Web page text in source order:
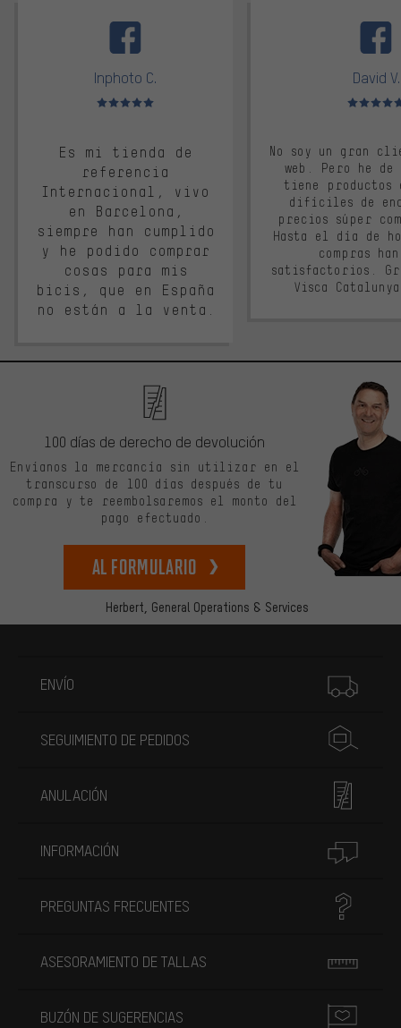
Inphoto C.
Valoración media: 5 de 5
Es mi tienda de
referencia
Internacional, vivo
en Barcelona,
siempre han cumplido
y he podido comprar
cosas para mis
bicis, que en España
no están a la venta.
David V.
Valoración
No soy un gran
web. Pero he
tiene productos
difíciles de
precios súper
Hasta el día de
compras
satisfactorios.
Visca
Herbert, General Operations & Services
100 días de derecho de devolución
Envíanos la mercancía sin utilizar en el
transcurso de 100 días después de tu
compra y te reembolsaremos el monto del
pago efectuado.
Al formulario
ENVÍO
SEGUIMIENTO DE PEDIDOS
ANULACIÓN
INFORMACIÓN
PREGUNTAS FRECUENTES
ASESORAMIENTO DE TALLAS
BUZÓN DE SUGERENCIAS